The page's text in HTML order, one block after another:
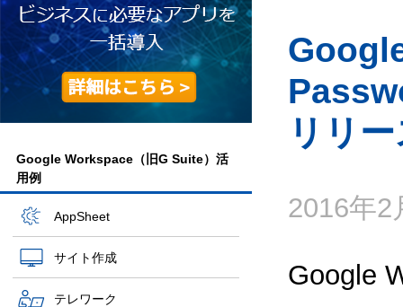
Google Workspace（旧G Suite）活
用例
AppSheet
サイト作成
テレワーク
リリ
2016年2
Google